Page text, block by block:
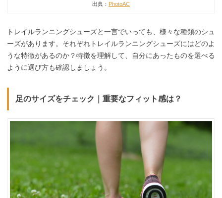
出典： PhotoAC
トレイルランニングシューズと一言でいっても、様々な種類のシュ
ーズがあります。それぞれトレイルランニングシューズにはどのよ
うな特徴があるのか？特徴を理解して、自分にあったものを選べる
ように選び方も確認しましょう。
足のサイズをチェック｜重要なフィット感は？